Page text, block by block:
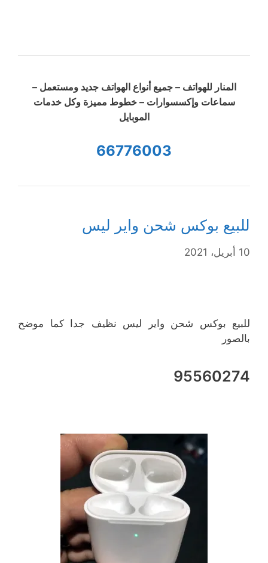
المنار للهواتف – جميع أنواع الهواتف جديد ومستعمل –
سماعات وإكسسوارات – خطوط مميزة وكل خدمات
الموبايل
66776003
للبيع بوكس شحن واير ليس
10 أبريل، 2021
للبيع بوكس شحن واير ليس نظيف جدا كما موضح
بالصور
95560274